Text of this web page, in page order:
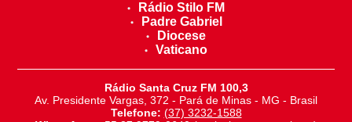
Rádio Stilo FM
Padre Gabriel
Diocese
Vaticano
Rádio Santa Cruz FM 100,3
Av. Presidente Vargas, 372 - Pará de Minas - MG - Brasil
Telefone: (37) 3232-1588